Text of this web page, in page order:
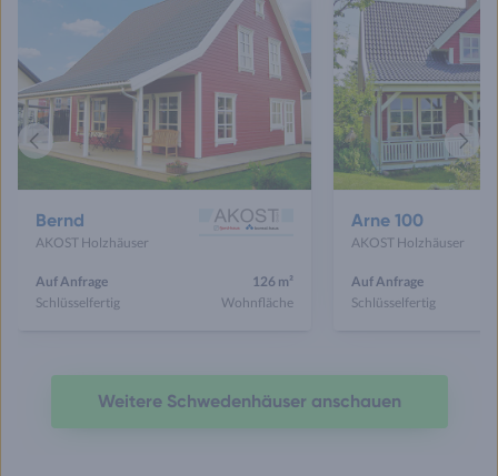
Bernd
AKOST Holzhäuser
Auf Anfrage
Schlüsselfertig
126 m²
Wohnfläche
Arne 100
AKOST Holzhäuser
Auf Anfrage
Schlüsselfertig
Vorheriges
Haus
Weitere Schwedenhäuser anschauen